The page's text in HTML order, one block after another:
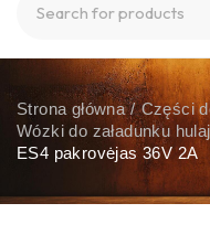
Strona główna / Części
Wózki do załadunku
ES4 pakrovėjas 36V 2A